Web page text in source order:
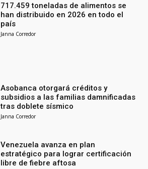
717.459 toneladas de alimentos se
han distribuido en 2026 en todo el
país
Janna Corredor
Asobanca otorgará créditos y
subsidios a las familias damnificadas
tras doblete sísmico
Janna Corredor
Venezuela avanza en plan
estratégico para lograr certificación
libre de fiebre aftosa